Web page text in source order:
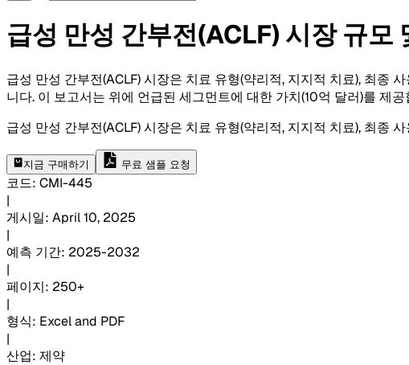
급성 만성 간부전(ACLF) 시장 규
급성 만성 간부전(ACLF) 시장은 치료 유형(약리적, 지지적 치료), 최종
니다. 이 보고서는 위에 언급된 세그먼트에 대한 가치(10억 달러)를 제공
급성 만성 간부전(ACLF) 시장은 치료 유형(약리적, 지지적 치료), 최종
지금 구매하기 무료 샘플 요청
코드: CMI-445
|
게시일: April 10, 2025
|
예측 기간: 2025-2032
|
페이지: 250+
|
형식: Excel and PDF
|
산업: 제약